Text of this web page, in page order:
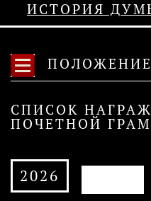
ИСТОРИЯ
СПИСОК
ПОЧЕТНОЙ
2026